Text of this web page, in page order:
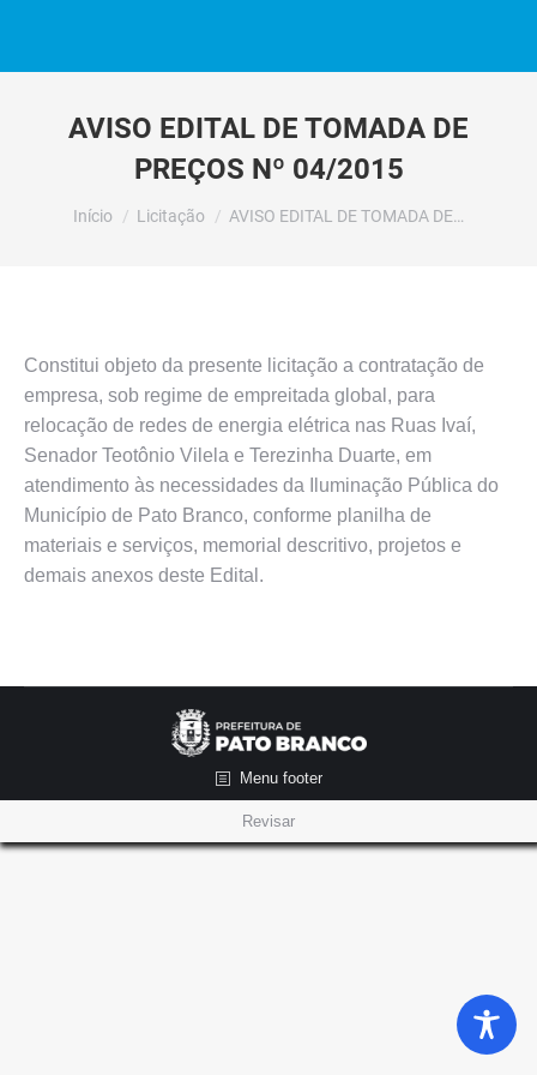
AVISO EDITAL DE TOMADA DE
PREÇOS Nº 04/2015
Você está aqui:
Início Licitação AVISO EDITAL DE TOMADA DE…
Constitui objeto da presente licitação a contratação de
empresa, sob regime de empreitada global, para
relocação de redes de energia elétrica nas Ruas Ivaí,
Senador Teotônio Vilela e Terezinha Duarte, em
atendimento às necessidades da Iluminação Pública do
Município de Pato Branco, conforme planilha de
materiais e serviços, memorial descritivo, projetos e
demais anexos deste Edital.
Menu footer
Revisar